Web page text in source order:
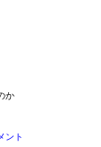
か
ント